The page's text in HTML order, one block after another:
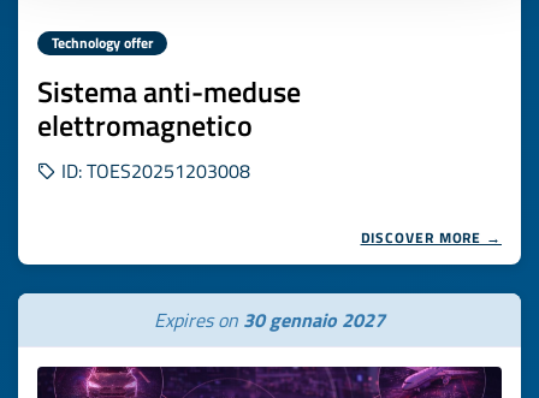
Technology offer
Sistema anti-meduse
elettromagnetico
ID: TOES20251203008
DISCOVER MORE →
Expires on 30 gennaio 2027